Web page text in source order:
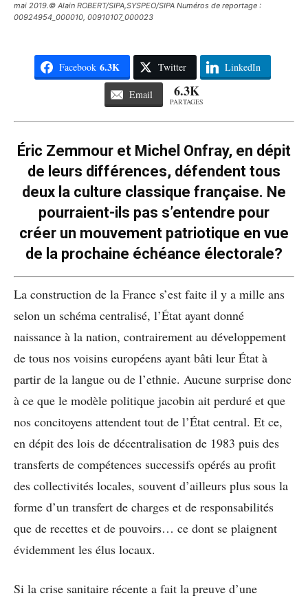
mai 2019.© Alain ROBERT/SIPA,SYSPEO/SIPA Numéros de reportage :
00924954_000010, 00910107_000023
Facebook 6.3K Twitter LinkedIn
Email 6.3K
PARTAGES
Éric Zemmour et Michel Onfray, en dépit
de leurs différences, défendent tous
deux la culture classique française. Ne
pourraient-ils pas s’entendre pour
créer un mouvement patriotique en vue
de la prochaine échéance électorale?
La construction de la France s’est faite il y a mille ans
selon un schéma centralisé, l’État ayant donné
naissance à la nation, contrairement au développement
de tous nos voisins européens ayant bâti leur État à
partir de la langue ou de l’ethnie. Aucune surprise donc
à ce que le modèle politique jacobin ait perduré et que
nos concitoyens attendent tout de l’État central. Et ce,
en dépit des lois de décentralisation de 1983 puis des
transferts de compétences successifs opérés au profit
des collectivités locales, souvent d’ailleurs plus sous la
forme d’un transfert de charges et de responsabilités
que de recettes et de pouvoirs… ce dont se plaignent
évidemment les élus locaux.
Si la crise sanitaire récente a fait la preuve d’une